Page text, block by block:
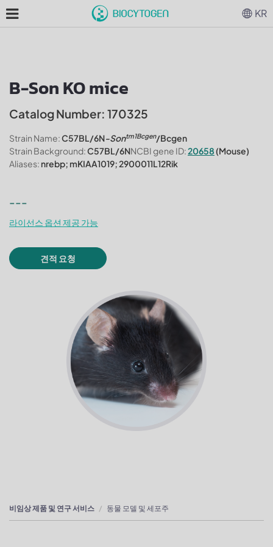
B-Son KO mice
Catalog Number: 170325
Strain Name:C57BL/6N-Sontm1Bcgen/Bcgen
Strain Background:C57BL/6NNCBI gene ID:20658 (Mouse)
Aliases: nrebp; mKIAA1019; 2900011L12Rik
---
라이선스 옵션 제공 가능
견적 요청
비임상 제품 및 연구 서비스 동물 모델 및 세포주
KR